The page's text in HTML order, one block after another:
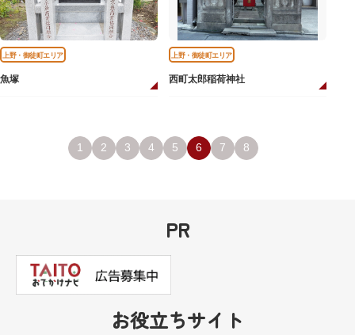
上野・御徒町エリア
魚塚
上野・御徒町エリア
西町太郎稲荷神社
1 2 3 4 5 6 7 8
PR
お役立ちサイト